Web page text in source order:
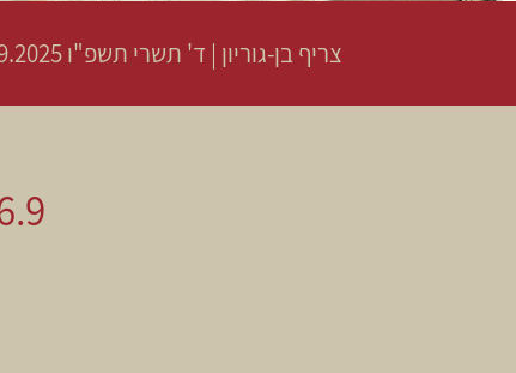
צריף בן-גוריון | ד' תשרי תשפ"ו26.09.2025 | פתיחת שערים